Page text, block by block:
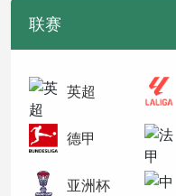
联赛
英超
德甲
亚洲杯